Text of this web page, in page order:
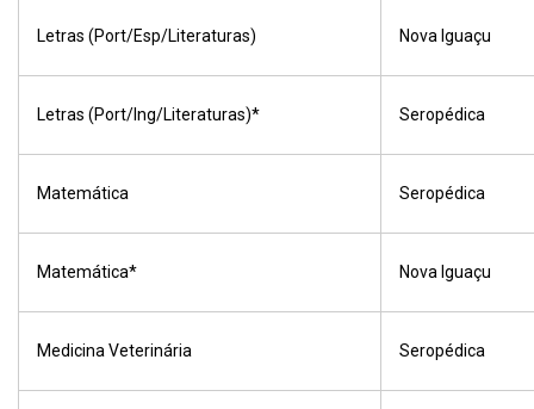
Letras (Port/Esp/Literaturas) Nova Iguaçu
Letras (Port/Ing/Literaturas)* Seropédica
Matemática Seropédica
Matemática* Nova Iguaçu
Medicina Veterinária Seropédica